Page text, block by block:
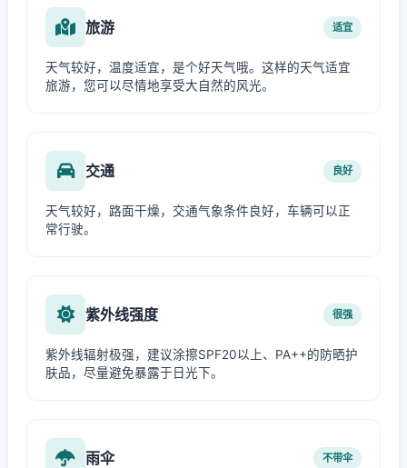
旅游 适宜
天气较好，温度适宜，是个好天气哦。这样的天气适宜
旅游，您可以尽情地享受大自然的风光。
交通 良好
天气较好，路面干燥，交通气象条件良好，车辆可以正
常行驶。
紫外线强度 很强
紫外线辐射极强，建议涂擦SPF20以上、PA++的防晒护
肤品，尽量避免暴露于日光下。
雨伞 不带伞